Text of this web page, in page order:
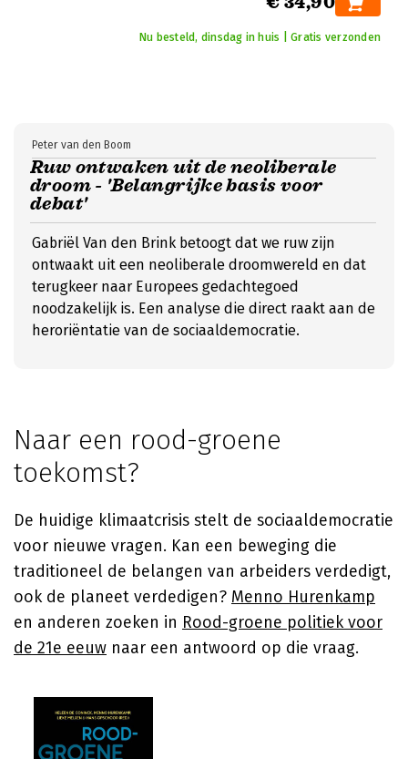
Nu besteld, dinsdag in huis | Gratis verzonden
Ruw ontwaken uit de neoliberale
droom - 'Belangrijke basis voor
debat'
Peter van den Boom
Gabriël Van den Brink betoogt dat we ruw zijn
ontwaakt uit een neoliberale droomwereld en dat
terugkeer naar Europees gedachtegoed
noodzakelijk is. Een analyse die direct raakt aan de
heroriëntatie van de sociaaldemocratie.
Naar een rood-groene
toekomst?
De huidige klimaatcrisis stelt de sociaaldemocratie
voor nieuwe vragen. Kan een beweging die
traditioneel de belangen van arbeiders verdedigt,
ook de planeet verdedigen? Menno Hurenkamp
en anderen zoeken in Rood-groene politiek voor
de 21e eeuw naar een antwoord op die vraag.